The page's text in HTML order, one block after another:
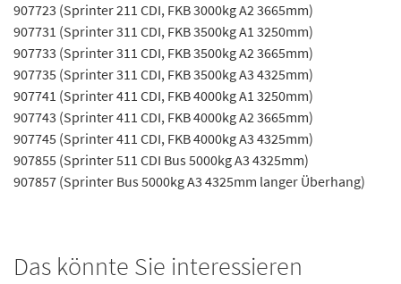
907723 (Sprinter 211 CDI, FKB 3000kg A2 3665mm)
907731 (Sprinter 311 CDI, FKB 3500kg A1 3250mm)
907733 (Sprinter 311 CDI, FKB 3500kg A2 3665mm)
907735 (Sprinter 311 CDI, FKB 3500kg A3 4325mm)
907741 (Sprinter 411 CDI, FKB 4000kg A1 3250mm)
907743 (Sprinter 411 CDI, FKB 4000kg A2 3665mm)
907745 (Sprinter 411 CDI, FKB 4000kg A3 4325mm)
907855 (Sprinter 511 CDI Bus 5000kg A3 4325mm)
907857 (Sprinter Bus 5000kg A3 4325mm langer Überhang)
Das könnte Sie interessieren